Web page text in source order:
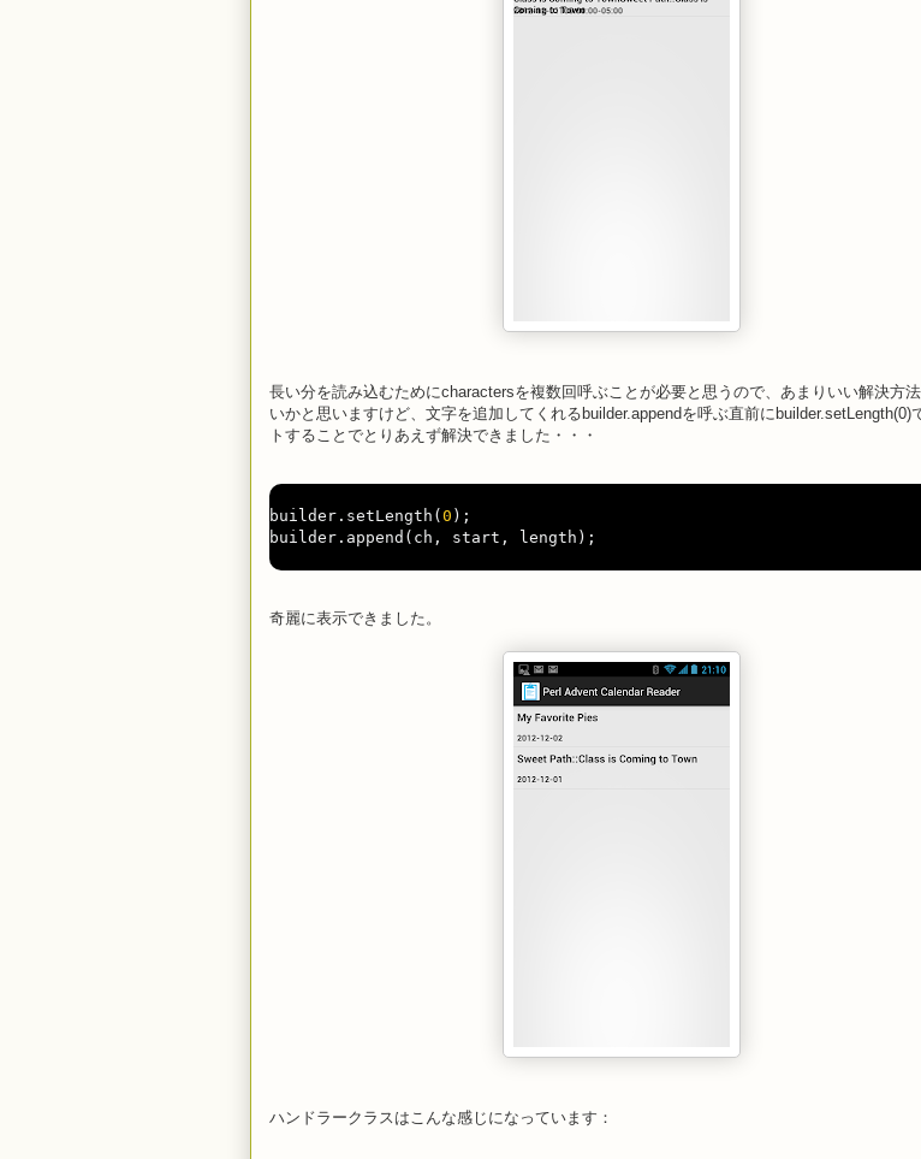
長い分を読み込むためにcharactersを複数回呼ぶことが必要と思うので、あまりいい解決方
いかと思いますけど、文字を追加してくれるbuilder.appendを呼ぶ直前にbuilder.setLength(0)
トすることでとりあえず解決できました・・・
builder . setLength ( 0 );
builder . append ( ch , start , length );
奇麗に表示できました。
ハンドラークラスはこんな感じになっています：